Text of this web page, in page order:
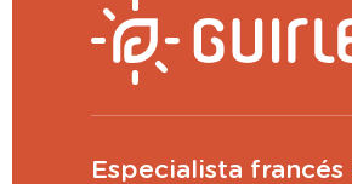
CONTINUAR
Especialista francés